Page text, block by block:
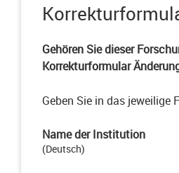
Gehören Sie dieser
Korrekturformular
Geben Sie in das jeweilige
Name der Institution
(Deutsch)